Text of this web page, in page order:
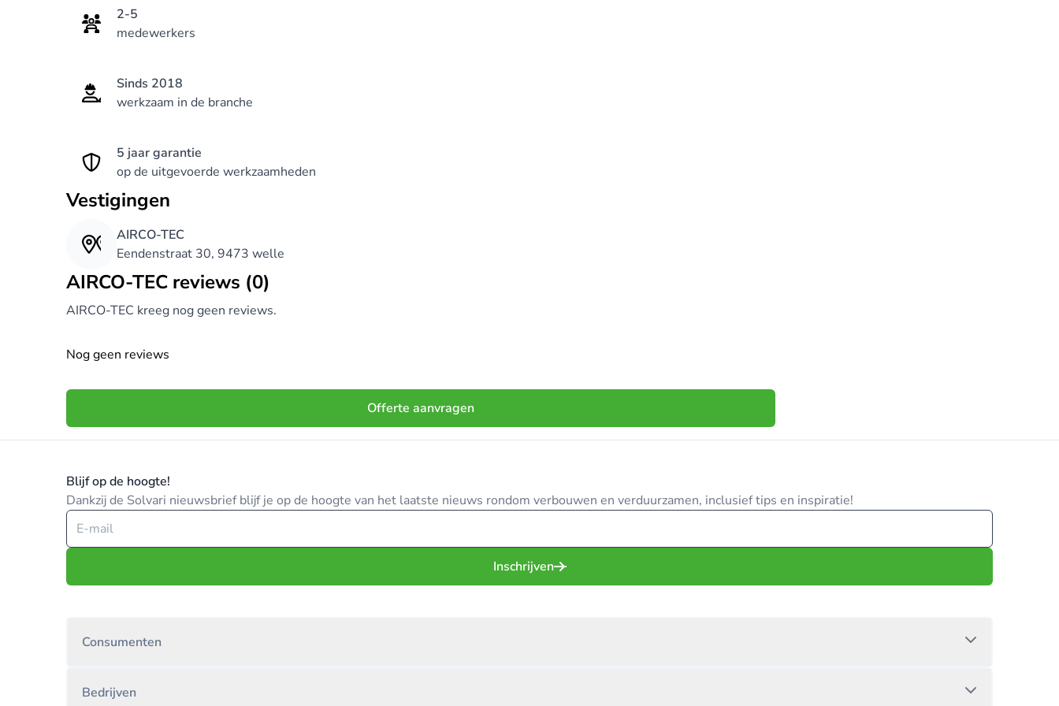
2-5
medewerkers
Sinds 2018
werkzaam in de branche
5 jaar garantie
op de uitgevoerde werkzaamheden
Vestigingen
AIRCO-TEC
Eendenstraat 30, 9473 welle
AIRCO-TEC reviews (0)
AIRCO-TEC kreeg nog geen reviews.
Nog geen reviews
Offerte aanvragen
Blijf op de hoogte!
Dankzij de Solvari nieuwsbrief blijf je op de hoogte van het laatste nieuws rondom verbouwen en verduurzamen, inclusief tips en inspiratie!
Inschrijven
Consumenten
Bedrijven